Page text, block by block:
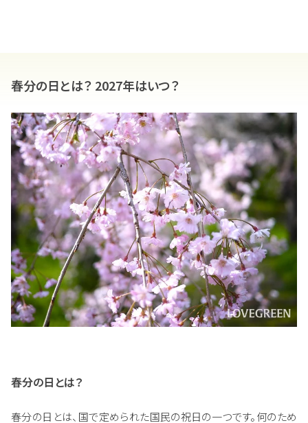
春分の日とは？ 2027年はいつ？
春分の日とは？
春分の日とは、国で定められた国民の祝日の一つです。何のため